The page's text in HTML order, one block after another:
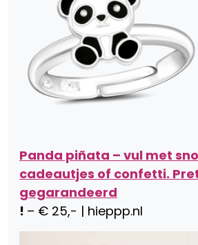
Panda piñata – vul met
cadeautjes of confetti.
gegarandeerd
! – € 25,- | hieppp.nl